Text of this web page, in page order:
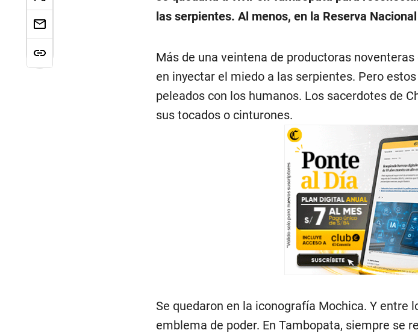
las serpientes. Al menos, en la Reserva
Más de una veintena de productoras
en inyectar el miedo a las serpientes. Pero
peleados con los humanos. Los sacerdotes de
sus tocados o cinturones.
Se quedaron en la iconografía Mochica. Y entre
emblema de poder. En Tambopata, siempre se